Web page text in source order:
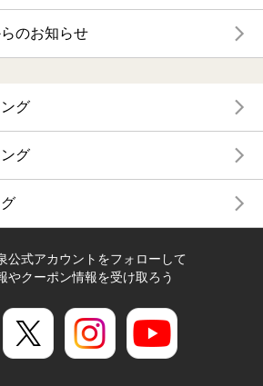
のお知らせ
グ
グ
公式アカウントをフォローして
やクーポン情報を受け取ろう